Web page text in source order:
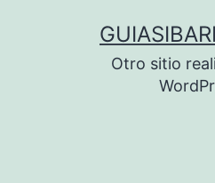
Otro sitio